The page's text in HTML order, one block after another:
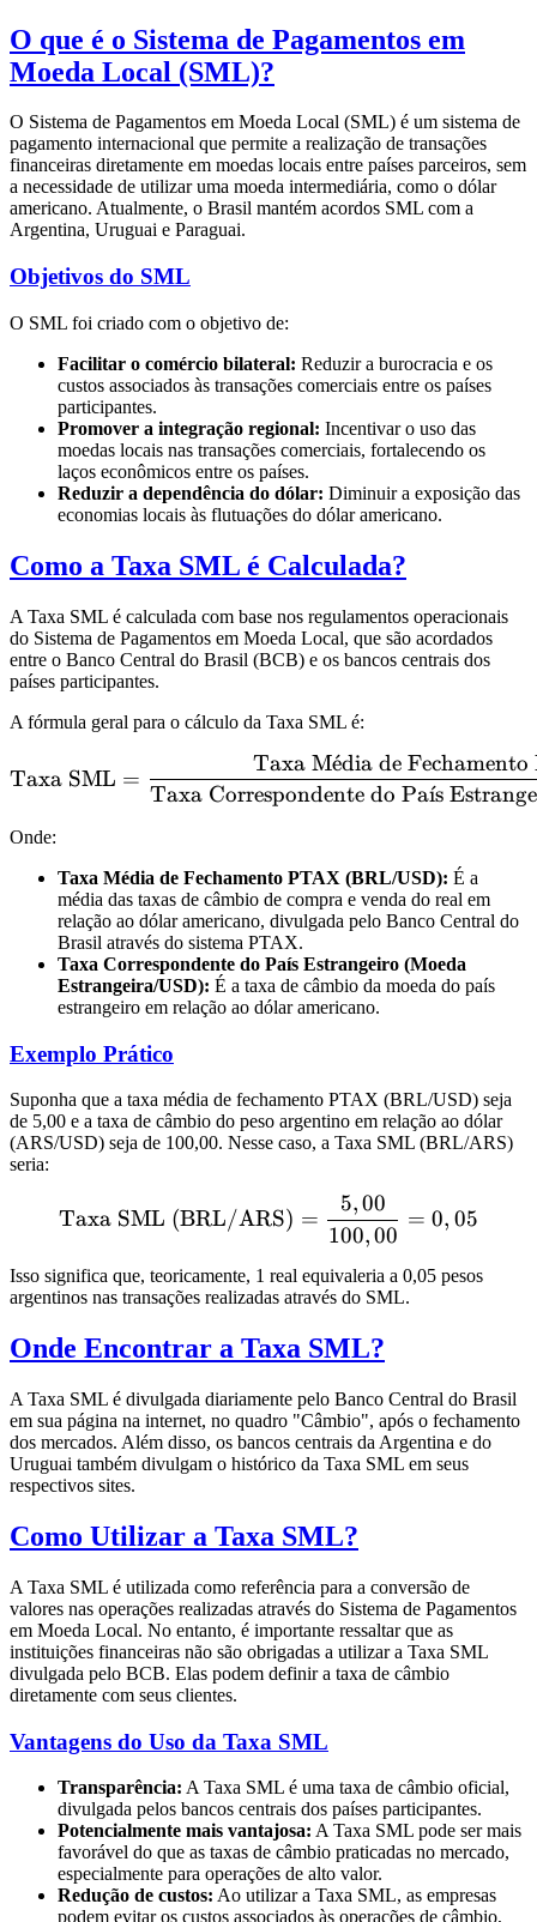
O que é o Sistema de Pagamentos em
Moeda Local (SML)?
O Sistema de Pagamentos em Moeda Local (SML) é um sistema de
pagamento internacional que permite a realização de transações
financeiras diretamente em moedas locais entre países parceiros, sem
a necessidade de utilizar uma moeda intermediária, como o dólar
americano. Atualmente, o Brasil mantém acordos SML com a
Argentina, Uruguai e Paraguai.
Objetivos do SML
O SML foi criado com o objetivo de:
Facilitar o comércio bilateral: Reduzir a burocracia e os
custos associados às transações comerciais entre os países
participantes.
Promover a integração regional: Incentivar o uso das
moedas locais nas transações comerciais, fortalecendo os
laços econômicos entre os países.
Reduzir a dependência do dólar: Diminuir a exposição das
economias locais às flutuações do dólar americano.
Como a Taxa SML é Calculada?
A Taxa SML é calculada com base nos regulamentos operacionais
do Sistema de Pagamentos em Moeda Local, que são acordados
entre o Banco Central do Brasil (BCB) e os bancos centrais dos
países participantes.
A fórmula geral para o cálculo da Taxa SML é:
\text{Taxa SML} =
Taxa SML =
Taxa Correspondente do Paı
ˊs
Taxa Me
ˊdia de
Onde:
Taxa Média de Fechamento PTAX (BRL/USD): É a
média das taxas de câmbio de compra e venda do real em
relação ao dólar americano, divulgada pelo Banco Central do
Brasil através do sistema PTAX.
Taxa Correspondente do País Estrangeiro (Moeda
Estrangeira/USD): É a taxa de câmbio da moeda do país
estrangeiro em relação ao dólar americano.
Exemplo Prático
Suponha que a taxa média de fechamento PTAX (BRL/USD) seja
de 5,00 e a taxa de câmbio do peso argentino em relação ao dólar
(ARS/USD) seja de 100,00. Nesse caso, a Taxa SML (BRL/ARS)
seria:
\text{Taxa SML (BRL/
Taxa SML (BRL/ARS) =
100,00
5,00
= 0, 05
Isso significa que, teoricamente, 1 real equivaleria a 0,05 pesos
argentinos nas transações realizadas através do SML.
Onde Encontrar a Taxa SML?
A Taxa SML é divulgada diariamente pelo Banco Central do Brasil
em sua página na internet, no quadro "Câmbio", após o fechamento
dos mercados. Além disso, os bancos centrais da Argentina e do
Uruguai também divulgam o histórico da Taxa SML em seus
respectivos sites.
Como Utilizar a Taxa SML?
A Taxa SML é utilizada como referência para a conversão de
valores nas operações realizadas através do Sistema de Pagamentos
em Moeda Local. No entanto, é importante ressaltar que as
instituições financeiras não são obrigadas a utilizar a Taxa SML
divulgada pelo BCB. Elas podem definir a taxa de câmbio
diretamente com seus clientes.
Vantagens do Uso da Taxa SML
Transparência: A Taxa SML é uma taxa de câmbio oficial,
divulgada pelos bancos centrais dos países participantes.
Potencialmente mais vantajosa: A Taxa SML pode ser mais
favorável do que as taxas de câmbio praticadas no mercado,
especialmente para operações de alto valor.
Redução de custos: Ao utilizar a Taxa SML, as empresas
podem evitar os custos associados às operações de câmbio,